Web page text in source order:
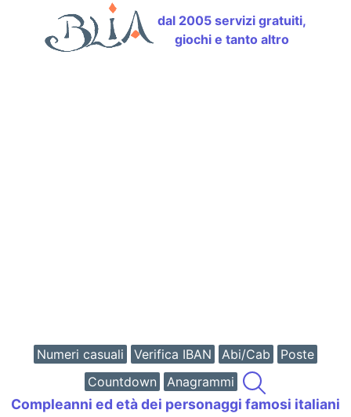
dal 2005 servizi gratuiti,
giochi e tanto altro
Numeri casuali Verifica IBAN Abi/Cab
Poste
Countdown
Anagrammi
Compleanni ed età dei personaggi famosi italiani